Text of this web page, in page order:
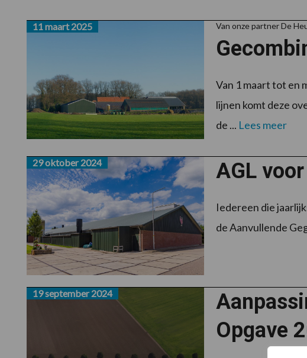
Van onze partner De
11 maart 2025
Van 1 maart tot en
lijnen komt deze
de ... Lees meer
AGL
29 oktober 2024
Iedereen die
de Aanvullende
Opgave
19 september 2024